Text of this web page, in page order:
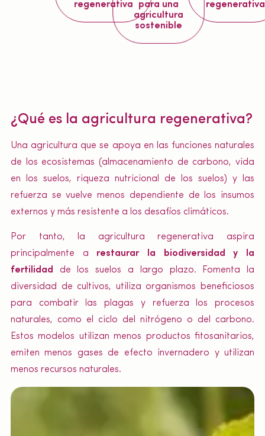
regenerativa
para una
agricultura
sostenible
regenerativa
¿Qué es la agricultura regenerativa?
Una agricultura que se apoya en las funciones naturales
de los ecosistemas (almacenamiento de carbono, vida
en los suelos, riqueza nutricional de los suelos) y las
refuerza se vuelve menos dependiente de los insumos
externos y más resistente a los desafíos climáticos.
Por tanto, la agricultura regenerativa aspira
principalmente a restaurar la biodiversidad y la
fertilidad de los suelos a largo plazo. Fomenta la
diversidad de cultivos, utiliza organismos beneficiosos
para combatir las plagas y refuerza los procesos
naturales, como el ciclo del nitrógeno o del carbono.
Estos modelos utilizan menos productos fitosanitarios,
emiten menos gases de efecto invernadero y utilizan
menos recursos naturales.